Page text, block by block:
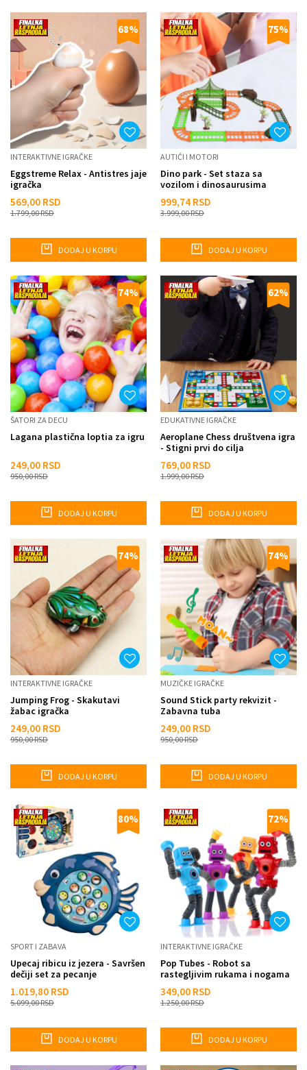
68%
INTERAKTIVNE IGRAČKE
Eggstreme Relax - Antistres jaje
igračka
569,00 RSD
1.799,00RSD
DODAJ U KORPU
75%
AUTIĆI I MOTORI
Dino park - Set staza sa
vozilom i dinosaurusima
999,74 RSD
3.999,00RSD
DODAJ U KORPU
74%
ŠATORI ZA DECU
Lagana plastična loptia za igru
249,00 RSD
950,00RSD
DODAJ U KORPU
62%
EDUKATIVNE IGRAČKE
Aeroplane Chess društvena igra
- Stigni prvi do cilja
769,00 RSD
1.999,00RSD
DODAJ U KORPU
74%
INTERAKTIVNE IGRAČKE
Jumping Frog - Skakutavi
žabac igračka
249,00 RSD
950,00RSD
DODAJ U KORPU
74%
MUZIČKE IGRAČKE
Sound Stick party rekvizit -
Zabavna tuba
249,00 RSD
950,00RSD
DODAJ U KORPU
80%
SPORT I ZABAVA
Upecaj ribicu iz jezera - Savršen
dečiji set za pecanje
1.019,80 RSD
5.099,00RSD
DODAJ U KORPU
72%
INTERAKTIVNE IGRAČKE
Pop Tubes - Robot sa
rastegljivim rukama i nogama
349,00 RSD
1.250,00RSD
DODAJ U KORPU